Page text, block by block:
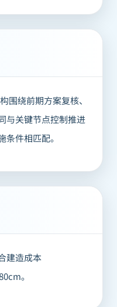
围绕前期方案复核、
与关键节点控制推进
件相匹配。
建造成本
。